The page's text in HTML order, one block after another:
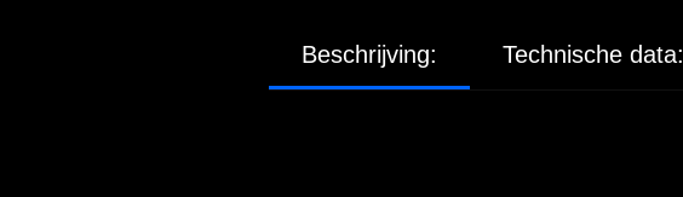
Beschrijving: Technische data: